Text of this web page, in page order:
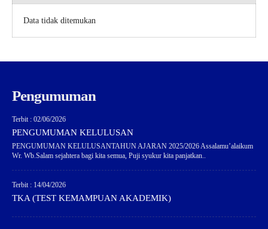
Data tidak ditemukan
Pengumuman
Terbit : 02/06/2026
PENGUMUMAN KELULUSAN
PENGUMUMAN KELULUSANTAHUN AJARAN 2025/2026 Assalamu’alaikum
Wr. Wb.Salam sejahtera bagi kita semua, Puji syukur kita panjatkan..
Terbit : 14/04/2026
TKA (TEST KEMAMPUAN AKADEMIK)